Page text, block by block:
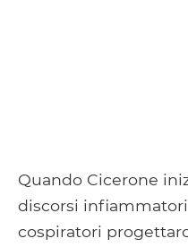
Quando Cicerone
discorsi
cospiratori